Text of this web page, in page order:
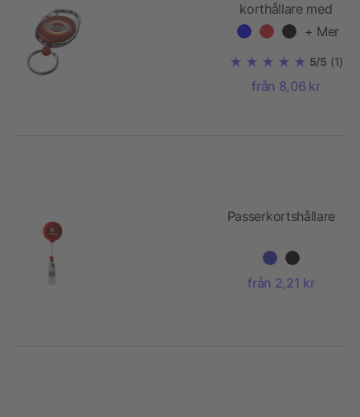
korthållare med
nyckelring+ Mer
5/5 (1)
från 8,06 kr
Passerkortshållare
från 2,21 kr